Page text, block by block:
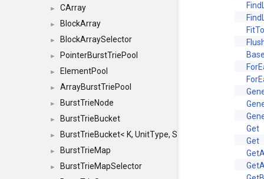
► CArray
► BlockArray
► BlockArraySelector
► PointerBurstTriePool
► ElementPool
► ArrayBurstTriePool
► BurstTrieNode
► BurstTrieBucket
► BurstTrieBucket< K, UnitType, SIZE >
► BurstTrieMap
►
BurstTrieMapSelector
Get
Get